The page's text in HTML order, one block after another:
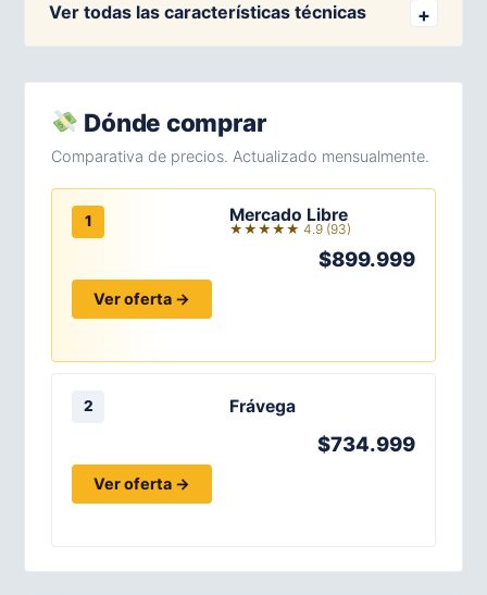
Ver todas las características técnicas
Dónde comprar
Comparativa de precios. Actualizado mensualmente.
1 Mercado Libre
★★★★★ 4.9 (93)
$899.999
Ver oferta →
2 Frávega
$734.999
Ver oferta →